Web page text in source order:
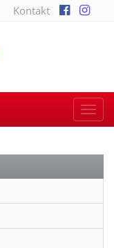
Kontakt